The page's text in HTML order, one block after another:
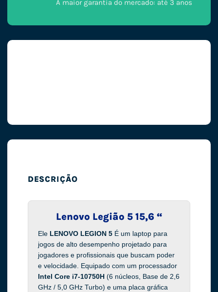
A maior garantia do mercado: até 3 anos
DESCRIÇÃO
Lenovo Legião 5 15,6 “
Ele LENOVO LEGION 5 É um laptop para
jogos de alto desempenho projetado para
jogadores e profissionais que buscam poder
e velocidade. Equipado com um processador
Intel Core i7-10750H (6 núcleos, Base de 2,6
GHz / 5,0 GHz Turbo) e uma placa gráfica